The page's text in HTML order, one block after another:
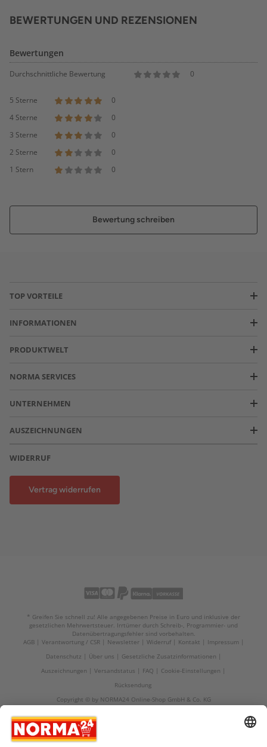
BEWERTUNGEN UND REZENSIONEN
Bewertungen
Durchschnittliche Bewertung 0
5 Sterne
0
4 Sterne
0
3 Sterne
0
2 Sterne
0
1 Stern
0
Bewertung schreiben
TOP VORTEILE
INFORMATIONEN
PRODUKTWELT
NORMA SERVICES
UNTERNEHMEN
AUSZEICHNUNGEN
WIDERRUF
Vertrag widerrufen
* Greifen Sie schnell zu! Alle angegebenen Preise in Euro und inklusive der
gesetzlichen Mehrwertsteuer. Irrtümer durch Schreib-, Programmier- und
Datenübertragungsfehler sind vorbehalten.
AGB
Verantwortung / CSR Newsletter Widerruf Kontakt
Impressum
Datenschutz
Über uns
Gesetzliche Zusatzinformationen
Auszeichnungen
Versandstatus FAQ
Cookie-Einstellungen
Rücksendung
Copyright © by NORMA24 Online-Shop GmbH & Co. KG